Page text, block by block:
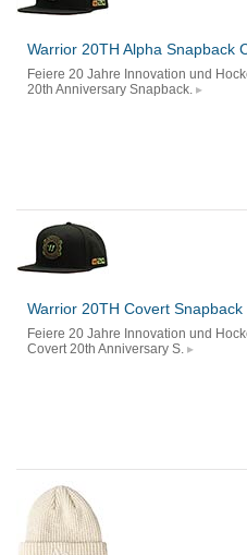
Warrior 20TH Alpha Snapback
Feiere 20 Jahre Innovation und
20th Anniversary Snapback.
Warrior 20TH Covert Snapback
Feiere 20 Jahre Innovation und
Covert 20th Anniversary S.